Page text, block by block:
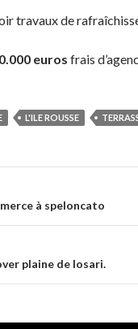
travaux de
euros frais
L'ILE ROUSSE
à speloncato
plaine de losari.